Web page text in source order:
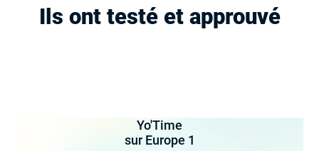
Ils ont testé et approuvé
Yo'Time
sur Europe 1